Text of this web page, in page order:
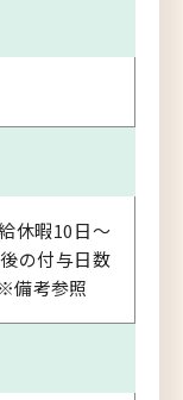
休暇10日～
の付与日数
備考参照